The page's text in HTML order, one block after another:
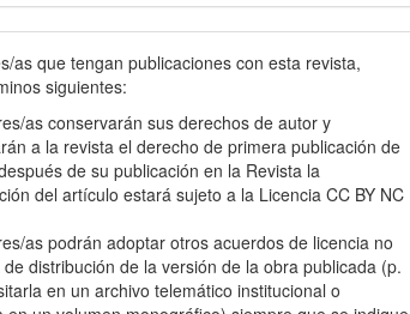
as que tengan publicaciones con esta revista,
siguientes:
as conservarán sus derechos de autor y
a la revista el derecho de primera publicación de
de su publicación en la Revista la
del artículo estará sujeto a la Licencia CC BY NC
as podrán adoptar otros acuerdos de licencia no
de distribución de la versión de la obra publicada (p.
en un archivo telemático institucional o